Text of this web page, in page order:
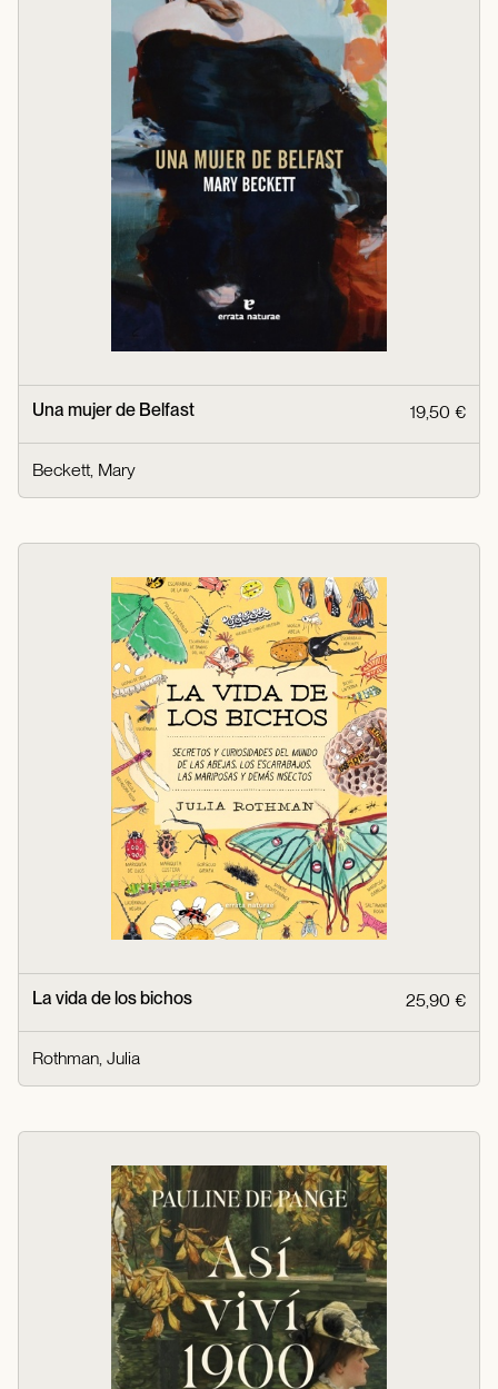
Una mujer de Belfast 19,50 €
Beckett, Mary
La vida de los bichos 25,90 €
Rothman, Julia